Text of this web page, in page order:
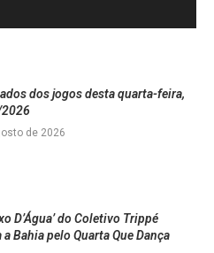
dos jogos desta quarta-feira,
de 2026
D’Água’ do Coletivo Trippé
Bahia pelo Quarta Que Dança